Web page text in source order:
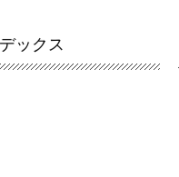
ックス